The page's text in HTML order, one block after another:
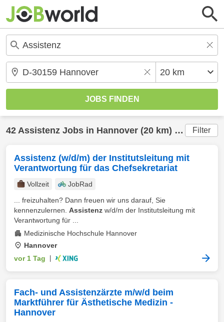
42 Assistenz Jobs in Hannover (20 km) gefunden Filter
Assistenz (w/d/m) der Institutsleitung mit
Verantwortung für das Chefsekretariat
Vollzeit
JobRad
... freizuhalten? Dann freuen wir uns darauf, Sie
kennenzulernen. Assistenz w/d/m der Institutsleitung mit
Verantwortung für ...
Medizinische Hochschule Hannover
Hannover
vor 1 Tag
Fach- und Assistenzärzte m/w/d beim
Marktführer für Ästhetische Medizin -
Hannover